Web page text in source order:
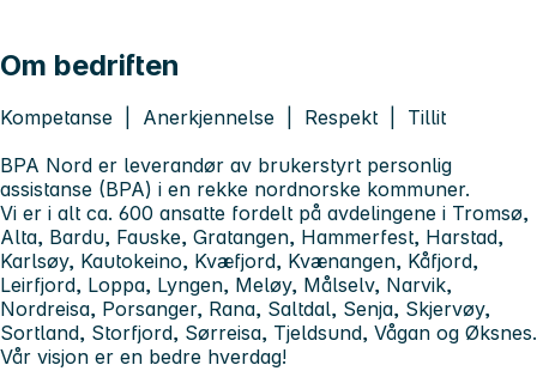
Om bedriften
Kompetanse | Anerkjennelse | Respekt | Tillit
BPA Nord er leverandør av brukerstyrt personlig
assistanse (BPA) i en rekke nordnorske kommuner.
Vi er i alt ca. 600 ansatte fordelt på avdelingene i Tromsø,
Alta, Bardu, Fauske, Gratangen, Hammerfest, Harstad,
Karlsøy, Kautokeino, Kvæfjord, Kvænangen, Kåfjord,
Leirfjord, Loppa, Lyngen, Meløy, Målselv, Narvik,
Nordreisa, Porsanger, Rana, Saltdal, Senja, Skjervøy,
Sortland, Storfjord, Sørreisa, Tjeldsund, Vågan og Øksnes.
Vår visjon er en bedre hverdag!